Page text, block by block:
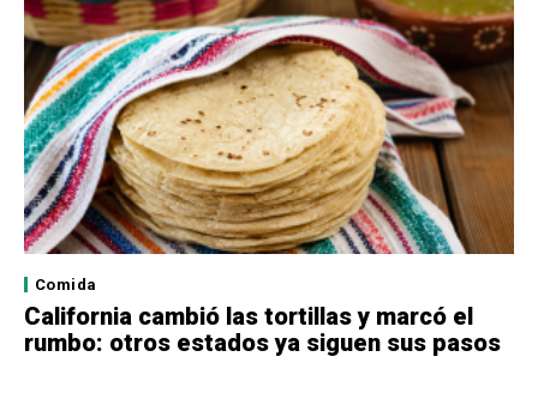
Comida
California cambió las tortillas y marcó el
rumbo: otros estados ya siguen sus pasos